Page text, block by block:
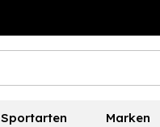
Sportarten Marken